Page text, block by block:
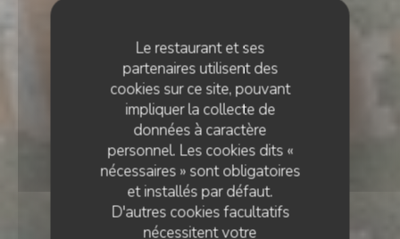
Le restaurant et ses
partenaires utilisent des
cookies sur ce site, pouvant
impliquer la collecte de
données à caractère
personnel. Les cookies dits «
nécessaires » sont obligatoires
et installés par défaut.
D'autres cookies facultatifs
nécessitent votre